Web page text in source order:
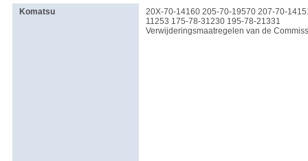
Komatsu
20X-70-14160 205-70-19570 207-70-
11253 175-78-31230 195-78-21331
Verwijderingsmaatregelen van de